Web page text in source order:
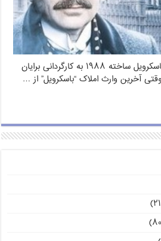
فیلم بسیار زیبای شکارچی باسکرویل ساخته ۱۹۸۸ به کارگردانی برایان
آخرین وارث املاک “باسکرویل” از …